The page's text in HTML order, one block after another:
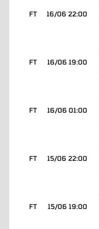
16/06 22:00
FT
16/06 19:00
FT
16/06 01:00
FT
15/06 22:00
FT
15/06 19:00
FT